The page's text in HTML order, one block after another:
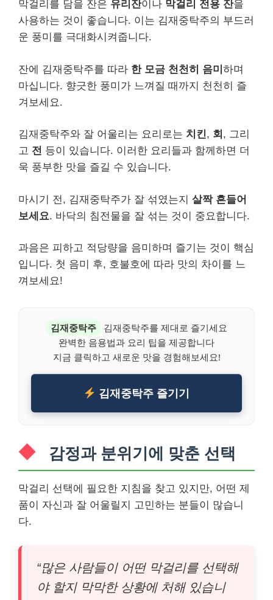
막걸리를 담을 잔은 유리잔이나 막걸리 전용 잔을
사용하는 것이 좋습니다. 이는 김재중탁주의 부드러
운 풍미를 극대화시켜줍니다.
잔에 김재중탁주를 따라 한 모금 천천히 음미 하며
마십니다. 향긋한 풍미가 느껴질 때까지 천천히 즐
겨보세요.
김재중탁주와 잘 어울리는 요리로는 치킨, 회 , 그리
고 전 등이 있습니다. 이러한 요리들과 함께하면 더
욱 풍부한 맛을 즐길 수 있습니다.
마시기 전, 김재중탁주가 잘 섞였는지 살짝 흔들어
보세요. 바닥의 침전물을 잘 섞는 것이 중요합니다.
과음은 피하고 적당량을 음미하며 즐기는 것이 핵심
입니다. 첫 음미 후, 호불호에 따라 맛의 차이를 느
껴보세요!
김재중탁주
김재중탁주를 제대로 즐기세요
완벽한 음용법과 요리 팁을 제공합니다
지금 클릭하고 새로운 맛을 경험해보세요!
김재중탁주 즐기기
감정과 분위기에 맞춘 선택
막걸리 선택에 필요한 지침을 찾고 있지만, 어떤 제
품이 자신과 잘 어울릴지 고민하는 분들이 많습니
다.
“많은 사람들이 어떤 막걸리를 선택해
야 할지 막막한 상황에 처해 있습니